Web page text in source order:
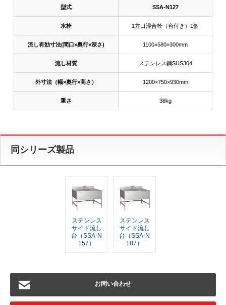
型式 SSA-N127
水栓 1方口混合栓（台付き）1個
流し有効寸法(間口×奥行×深さ) 1100×580×300mm
流し材質 ステンレス鋼SUS304
外寸法（幅×奥行×高さ） 1200×750×930mm
重さ 38kg
同シリーズ製品
ステンレス
サイド流し
台（SSA-N
157）
ステンレス
サイド流し
台（SSA-N
187）
お問い合わせ